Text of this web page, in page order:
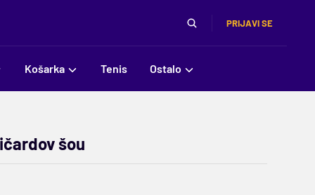
PRIJAVI SE
Košarka Tenis Ostalo
šou